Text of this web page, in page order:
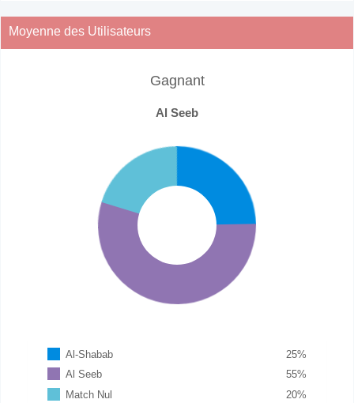
Moyenne des Utilisateurs
Gagnant
Al Seeb
Al-Shabab %
25
Al Seeb
%
55
Match Nul
%
20